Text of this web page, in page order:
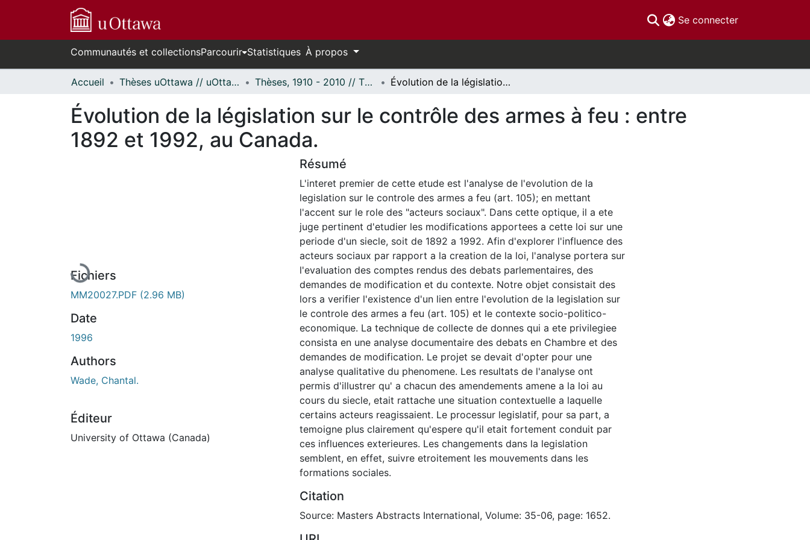
Se connecter(current)
Communautés et collectionsParcourir Statistiques À propos
Accueil Thèses uOttawa // uOttawa Theses Thèses, 1910 - 2010 // Theses, 1910 - 2010 Évolution de la législation sur le contrôle des armes à feu : entre 1892 et 1992, au Canada.
Évolution de la législation sur le contrôle des armes à feu : entre
1892 et 1992, au Canada.
En cours de chargement...
Fichiers
MM20027.PDF (2.96 MB)
Date
1996
Authors
Wade, Chantal.
Éditeur
University of Ottawa (Canada)
Résumé
L'interet premier de cette etude est l'analyse de l'evolution de la
legislation sur le controle des armes a feu (art. 105); en mettant
l'accent sur le role des "acteurs sociaux". Dans cette optique, il a ete
juge pertinent d'etudier les modifications apportees a cette loi sur une
periode d'un siecle, soit de 1892 a 1992. Afin d'explorer l'influence des
acteurs sociaux par rapport a la creation de la loi, l'analyse portera sur
l'evaluation des comptes rendus des debats parlementaires, des
demandes de modification et du contexte. Notre objet consistait des
lors a verifier l'existence d'un lien entre l'evolution de la legislation sur
le controle des armes a feu (art. 105) et le contexte socio-politico-
economique. La technique de collecte de donnes qui a ete privilegiee
consista en une analyse documentaire des debats en Chambre et des
demandes de modification. Le projet se devait d'opter pour une
analyse qualitative du phenomene. Les resultats de l'analyse ont
permis d'illustrer qu' a chacun des amendements amene a la loi au
cours du siecle, etait rattache une situation contextuelle a laquelle
certains acteurs reagissaient. Le processur legislatif, pour sa part, a
temoigne plus clairement qu'espere qu'il etait fortement conduit par
ces influences exterieures. Les changements dans la legislation
semblent, en effet, suivre etroitement les mouvements dans les
formations sociales.
Citation
Source: Masters Abstracts International, Volume: 35-06, page: 1652.